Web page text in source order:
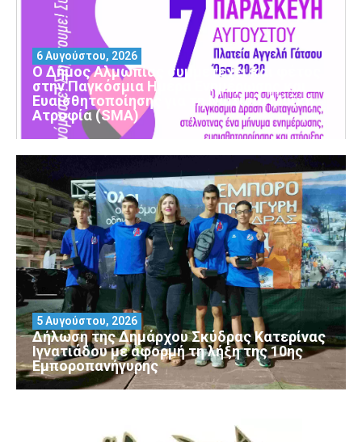
Ο Δήμος Αλμωπίας συμμετέχει και φέτος
στην Παγκόσμια Ημέρα Ενημέρωσης και
Ευαισθητοποίησης για τη Νωτιαία Μυϊκή
Ατροφία (SMA)
6 Αυγούστου, 2026
Δήλωση της Δημάρχου Σκύδρας Κατερίνας
Ιγνατιάδου με αφορμή τη λήξη της 10ης
Εμποροπανήγυρης
5 Αυγούστου, 2026